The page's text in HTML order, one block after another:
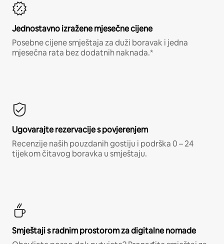
Jednostavno izražene mjesečne cijene
Posebne cijene smještaja za duži boravak i jedna
mjesečna rata bez dodatnih naknada.*
Ugovarajte rezervacije s povjerenjem
Recenzije naših pouzdanih gostiju i podrška 0 – 24
tijekom čitavog boravka u smještaju.
Smještaji s radnim prostorom za digitalne nomade